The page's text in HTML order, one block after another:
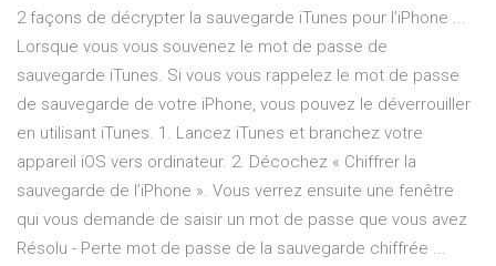
2 façons de décrypter la sauvegarde iTunes pour l’iPhone ...
Lorsque vous vous souvenez le mot de passe de
sauvegarde iTunes. Si vous vous rappelez le mot de passe
de sauvegarde de votre iPhone, vous pouvez le déverrouiller
en utilisant iTunes. 1. Lancez iTunes et branchez votre
appareil iOS vers ordinateur. 2. Décochez « Chiffrer la
sauvegarde de l’iPhone ». Vous verrez ensuite une fenêtre
qui vous demande de saisir un mot de passe que vous avez
Résolu - Perte mot de passe de la sauvegarde chiffrée ...